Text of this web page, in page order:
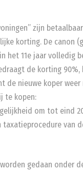
zijn
korting. De canon
het 11e jaar volledig
de korting
de nieuwe koper
te kopen:
om tot eind
taxatieprocedure van
gedaan onder